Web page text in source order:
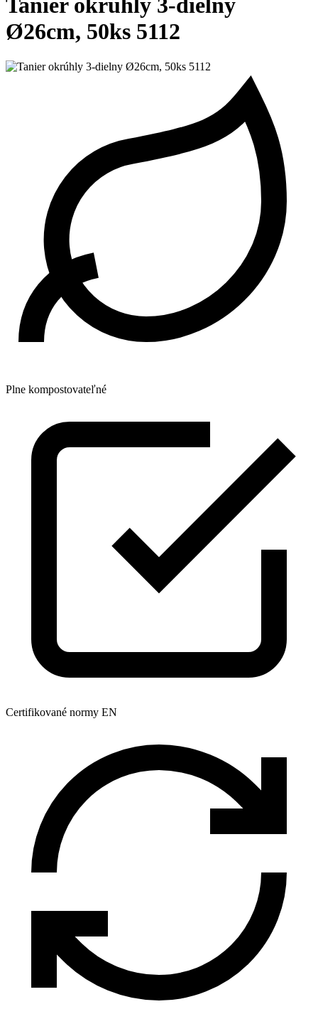
Tanier okrúhly 3-dielny
Ø26cm, 50ks 5112
Plne kompostovateľné
Certifikované normy EN